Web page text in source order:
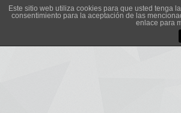
Este sitio web utiliza cookies para que usted tenga
consentimiento para la aceptación de las
enlace para